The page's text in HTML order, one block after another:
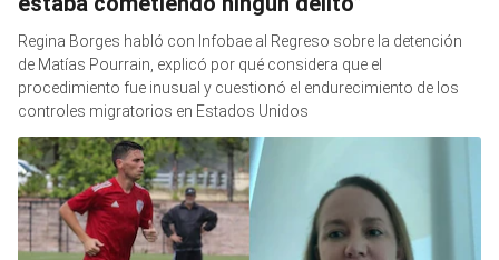
Regina Borges habló con Infobae al Regreso sobre la detención
de Matías Pourrain, explicó por qué considera que el
procedimiento fue inusual y cuestionó el endurecimiento de los
controles migratorios en Estados Unidos